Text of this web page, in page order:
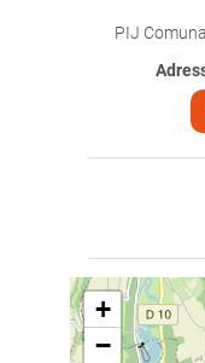
PIJ
+
−